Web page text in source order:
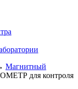
Магнитный
для контроля